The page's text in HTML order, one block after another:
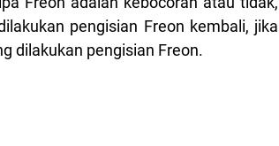
pengisian Freon kembali, jika
dilakukan pengisian Freon.